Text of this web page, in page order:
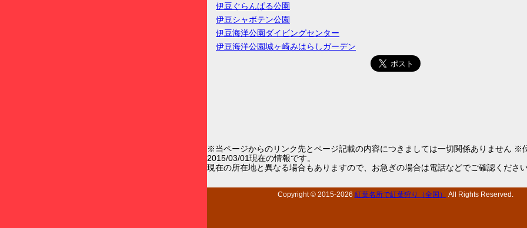
伊豆ぐらんぱる公園
伊豆シャボテン公園
伊豆海洋公園ダイビングセンター
伊豆海洋公園城ヶ崎みはらしガーデン
※当ページからのリンク先とページ記載の内容につきましては一切関係ありません ※
2015/03/01現在の情報です。
現在の所在地と異なる場合もありますので、お急ぎの場合は電話などでご確認ください
Copyright © 2015-2026 紅葉名所で紅葉狩り（全国） All Rights Reserved.